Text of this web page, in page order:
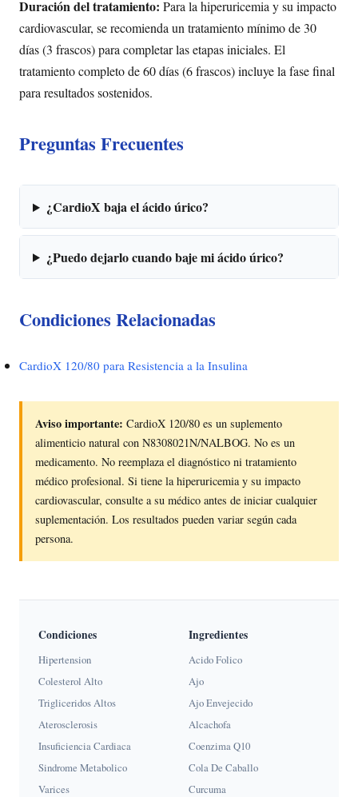
Duración del tratamiento: Para la hiperuricemia y su impacto
cardiovascular, se recomienda un tratamiento mínimo de 30
días (3 frascos) para completar las etapas iniciales. El
tratamiento completo de 60 días (6 frascos) incluye la fase final
para resultados sostenidos.
Preguntas Frecuentes
¿CardioX baja el ácido úrico?
¿Puedo dejarlo cuando baje mi ácido úrico?
Condiciones Relacionadas
CardioX 120/80 para Resistencia a la Insulina
Aviso importante: CardioX 120/80 es un suplemento
alimenticio natural con N8308021N/NALBOG. No es un
medicamento. No reemplaza el diagnóstico ni tratamiento
médico profesional. Si tiene la hiperuricemia y su impacto
cardiovascular, consulte a su médico antes de iniciar cualquier
suplementación. Los resultados pueden variar según cada
persona.
Condiciones
Hipertension
Colesterol Alto
Trigliceridos Altos
Aterosclerosis
Insuficiencia Cardiaca
Sindrome Metabolico
Varices
Ingredientes
Acido Folico
Ajo
Ajo Envejecido
Alcachofa
Coenzima Q10
Cola De Caballo
Curcuma